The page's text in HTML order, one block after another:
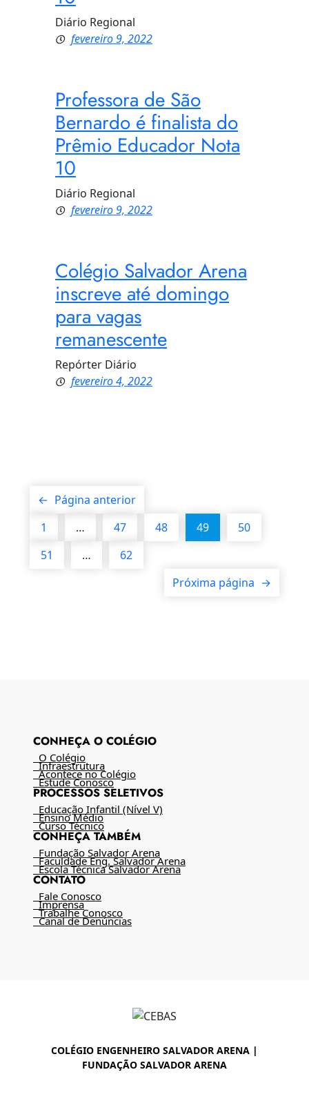
Diário Regional
fevereiro 9, 2022
Professora de São
Bernardo é finalista do
Prêmio Educador Nota
10
Diário Regional
fevereiro 9, 2022
Colégio Salvador Arena
inscreve até domingo
para vagas
remanescente
Repórter Diário
fevereiro 4, 2022
← Página anterior
1
… 47 48 49
50
51
…
62
Próxima página →
CONHEÇA O COLÉGIO
O Colégio
Infraestrutura
Acontece no Colégio
Estude Conosco
PROCESSOS SELETIVOS
Educação Infantil (Nível V)
Ensino Médio
Curso Técnico
CONHEÇA TAMBÉM
Fundação Salvador Arena
Faculdade Eng. Salvador Arena
Escola Técnica Salvador Arena
CONTATO
Fale Conosco
Imprensa
Trabalhe Conosco
Canal de Denúncias
COLÉGIO ENGENHEIRO SALVADOR ARENA |
FUNDAÇÃO SALVADOR ARENA